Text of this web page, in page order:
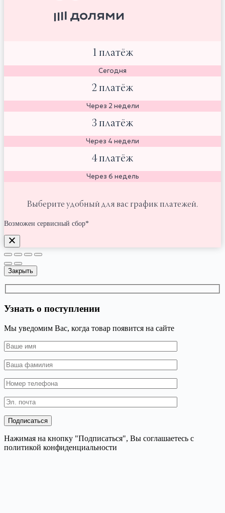
1 платёж
Сегодня
2 платёж
Через 2 недели
3 платёж
Через 4 недели
4 платёж
Через 6 недель
Выберите удобный для вас график платежей.
Возможен сервисный сбор*
Закрыть
Узнать о поступлении
Мы уведомим Вас, когда товар появится на сайте
Нажимая на кнопку "Подписаться", Вы соглашаетесь с
политикой конфиденциальности